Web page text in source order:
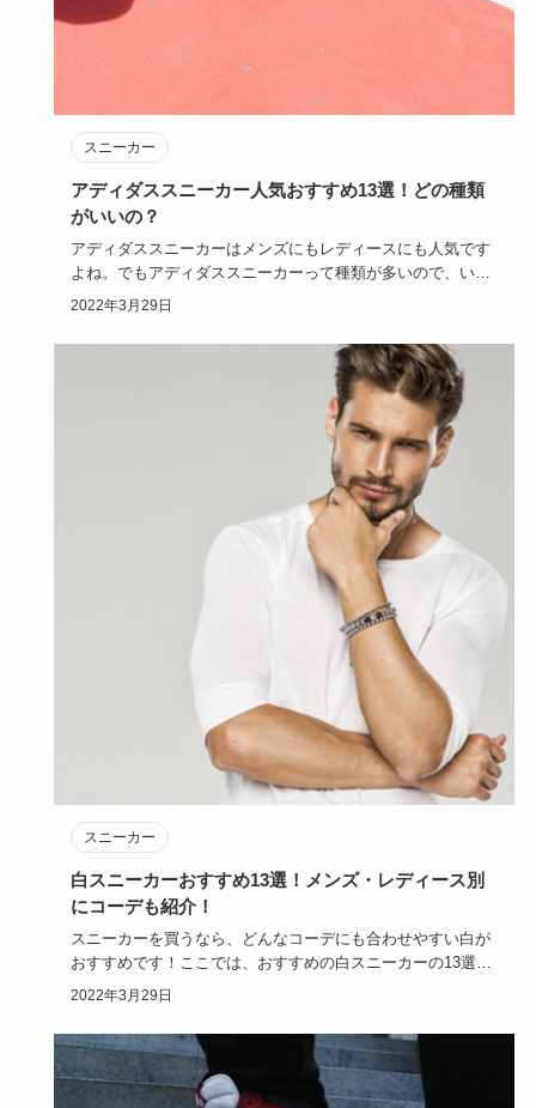
スニーカー
アディダススニーカー人気おすすめ13選！どの種類
がいいの？
アディダススニーカーはメンズにもレディースにも人気です
よね。でもアディダススニーカーって種類が多いので、いざ
購入するときに…
2022年3月29日
スニーカー
白スニーカーおすすめ13選！メンズ・レディース別
にコーデも紹介！
スニーカーを買うなら、どんなコーデにも合わせやすい白が
おすすめです！ここでは、おすすめの白スニーカーの13選
と、おすすめの…
2022年3月29日